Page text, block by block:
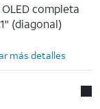
completa
(diagonal)
más detalles